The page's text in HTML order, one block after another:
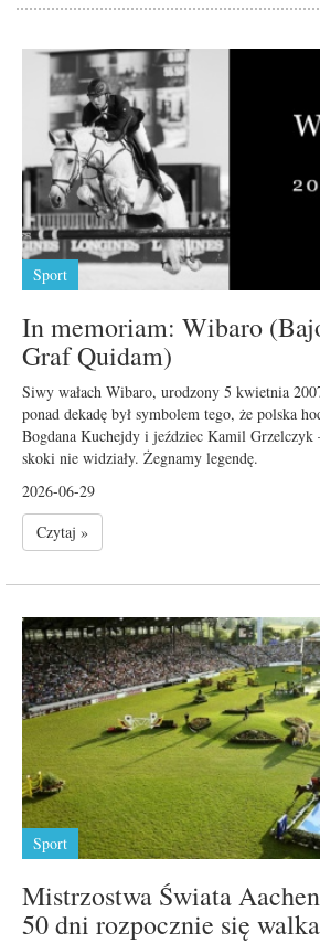
Sport
In memoriam: Wibaro
Graf Quidam)
Siwy wałach Wibaro, urodzony 5 kwietnia
ponad dekadę był symbolem tego, że polska
Bogdana Kuchejdy i jeździec Kamil Grzelczyk
skoki nie widziały. Żegnamy legendę.
2026-06-29
Czytaj »
Sport
Mistrzostwa Świata
50 dni rozpocznie się